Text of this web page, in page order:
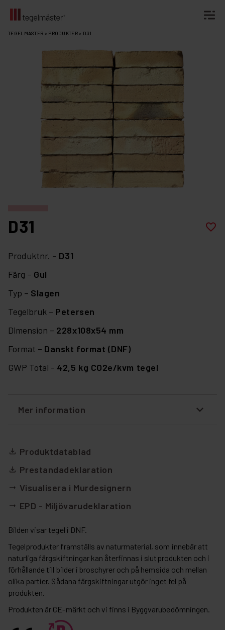
Fortsätt
TEGELMÄSTER > PRODUKTER> D31
D31 favorite_border
Produktnr. – D31
Färg – Gul
Typ – Slagen
Tegelbruk – Petersen
Dimension – 228x108x54 mm
Format – Danskt format (DNF)
GWP Total - 42,5 kg CO2e/kvm tegel
Mer information
file_download Produktdatablad
file_download Prestandadeklaration
arrow_right_alt Visualisera i Murdesignern
arrow_right_alt EPD - Miljövarudeklaration
Bilden visar tegel i DNF.
Tegelprodukter framställs av naturmaterial, som innebär att
naturliga färgskiftningar kan återfinnas i slutprodukten och i
förhållande till bilder i broschyrer och på hemsida och mellan
olika partier. Sådana färgskiftningar utgör inget fel på
produkten.
Produkten är CE-märkt och vi finns i Byggvarubedömningen.